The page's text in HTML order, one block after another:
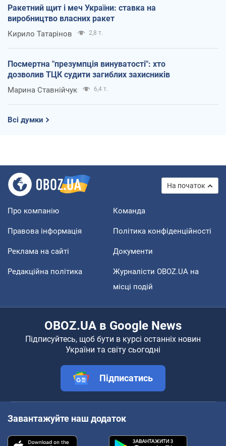
Ракетний щит і меч України: ставка на
виробництво власних ракет
Кирило Татарінов 2,8 т.
Посмертна "презумпція винуватості": хто
дозволив ТЦК судити загиблих захисників
Марина Ставнійчук 6,4 т.
Всі думки
На початок
Про компанію Команда
Правова інформація Політика конфіденційності
Реклама на сайті Документи
Редакційна політика
Журналісти OBOZ.UA на
місці подій
OBOZ.UA в Google News
Підписуйтесь, щоб бути в курсі останніх новин
України та світу сьогодні
Підписатись
Завантажуйте наш додаток